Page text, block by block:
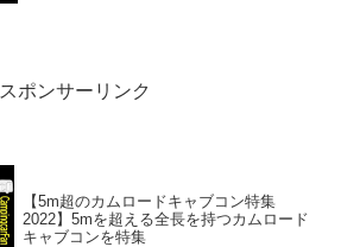
スポンサーリンク
【5m超のカムロードキャブコン特集
2022】5mを超える全長を持つカムロード
キャブコンを特集